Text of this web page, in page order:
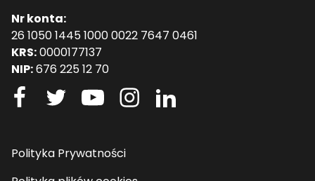
Nr konta:
26 1050 1445 1000 0022 7647 0461
KRS:0000177137
NIP:676 225 12 70
Polityka Prywatności